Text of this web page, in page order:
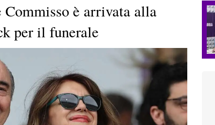
Commisso è arrivata alla
per il funerale